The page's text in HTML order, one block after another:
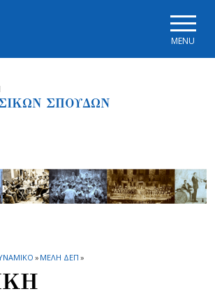
MENU
ΣΠΟΥΔΩΝ
» ΜΕΛΗ ΔΕΠ »